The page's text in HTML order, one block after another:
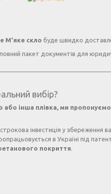
М'яке скло буде швидко
пакет документів для
вибір?
або інша плівка, ми
інвестиція у збереження
в Україні під
покриття.